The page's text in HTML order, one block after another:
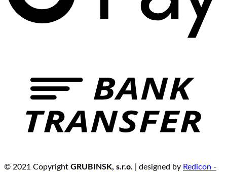
© 2021 Copyright GRUBINSK, s.r.o. | designed by Redicon -